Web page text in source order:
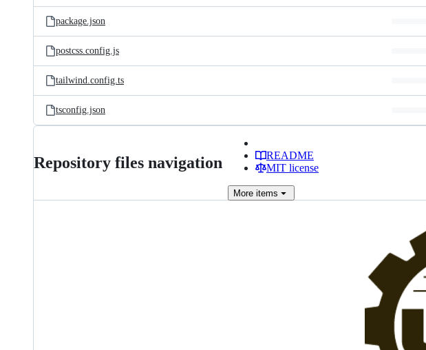
package.json
postcss.config.js
tailwind.config.ts
tsconfig.json
Repository files navigation
README
MIT license
More items